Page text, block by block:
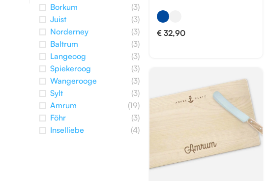
Borkum
(3)
Juist
(3)
Norderney
(3)
Baltrum
(3)
Langeoog
(3)
Spiekeroog
(3)
Wangerooge
(3)
Sylt
(3)
Amrum
(19)
Föhr
(3)
Inselliebe
(4)
€ 32,90